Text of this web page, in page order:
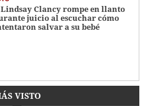
Lindsay Clancy rompe en llanto
juicio al escuchar cómo
salvar a su bebé
VISTO